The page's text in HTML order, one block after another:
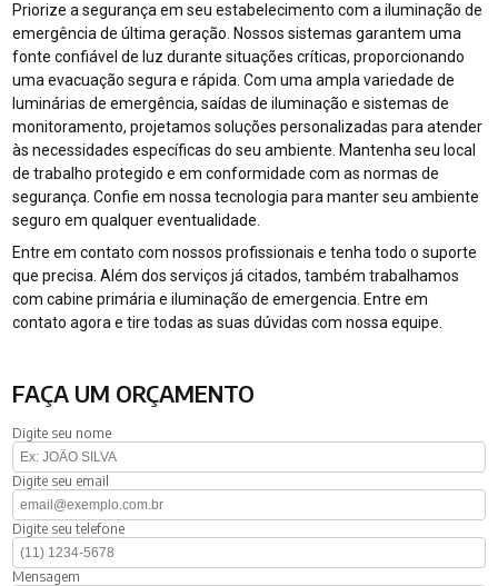
Priorize a segurança em seu estabelecimento com a iluminação de
emergência de última geração. Nossos sistemas garantem uma
fonte confiável de luz durante situações críticas, proporcionando
uma evacuação segura e rápida. Com uma ampla variedade de
luminárias de emergência, saídas de iluminação e sistemas de
monitoramento, projetamos soluções personalizadas para atender
às necessidades específicas do seu ambiente. Mantenha seu local
de trabalho protegido e em conformidade com as normas de
segurança. Confie em nossa tecnologia para manter seu ambiente
seguro em qualquer eventualidade.
Entre em contato com nossos profissionais e tenha todo o suporte
que precisa. Além dos serviços já citados, também trabalhamos
com cabine primária e iluminação de emergencia. Entre em
contato agora e tire todas as suas dúvidas com nossa equipe.
FAÇA UM ORÇAMENTO
Digite seu nome
Digite seu email
Digite seu telefone
Mensagem